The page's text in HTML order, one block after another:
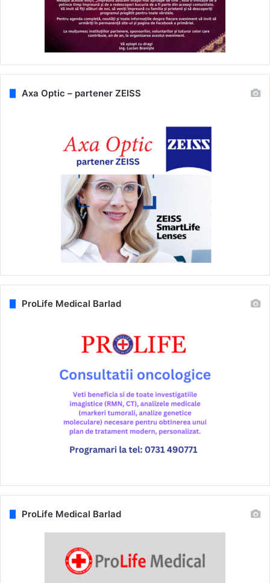
Axa Optic – partener ZEISS
ProLife Medical Barlad
ProLife Medical Barlad